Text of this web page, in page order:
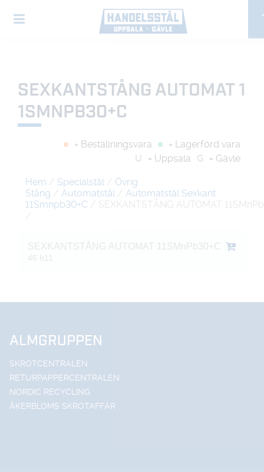
SEXKANTSTÅNG AUTOMAT 1
1SMNPB30+C
= Beställningsvara
= Lagerförd vara
U
= Uppsala G = Gävle
Hem / Specialstål / Övrig
Stång / Automatstål / Automatstål Sexkant
11Smnpb30+C / SEXKANTSTÅNG AUTOMAT
/
SEXKANTSTÅNG AUTOMAT 11SMnPb30+C
46 h11
ALMGRUPPEN
SKROTCENTRALEN
RETURPAPPERCENTRALEN
NORDIC RECYCLING
ÅKERBLOMS SKROTAFFÄR